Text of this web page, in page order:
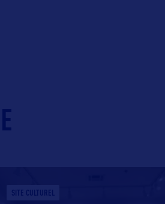
SITE CULTUREL